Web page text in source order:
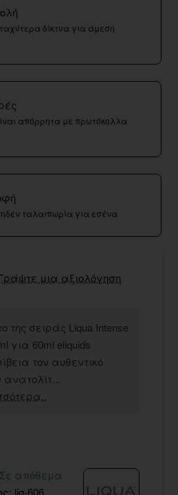
δίκτυα για άμεση
απόρρητα με πρωτόκολλα
ταλαιπωρία για εσένα
της σειράς Liqua Intense
για 60ml eliquids
τον αυθεντικό
μια αξιολόγηση
Σε απόθεμα
liq-606